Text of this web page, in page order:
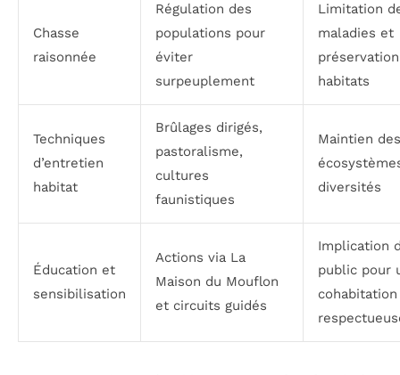
Chasse
raisonnée
Régulation des
populations pour
éviter
surpeuplement
Limitation
maladies et
habitats
Techniques
d’entretien
habitat
Brûlages dirigés,
pastoralisme,
cultures
faunistiques
Maintien des
diversités
Éducation et
sensibilisation
Actions via La
Maison du Mouflon
et circuits guidés
Implication
public pour
cohabitation